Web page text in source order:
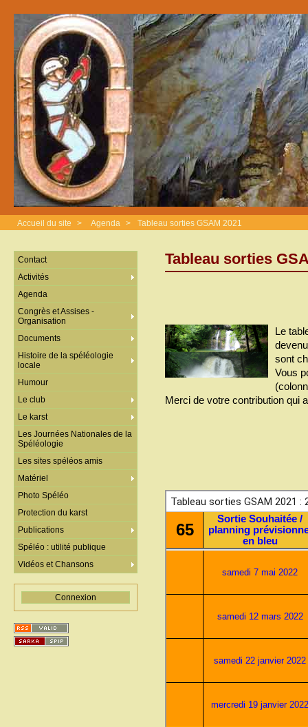
Accueil du site > Agenda > Tableau sorties GSAM 2021
Tableau sorties
Le
sont
Vous
Merci de votre contribution qui
Contact
Activités
Agenda
Congrès et Assises -
Organisation
Documents
Histoire de la spéléologie
locale
Humour
Le club
Le karst
Les Journées Nationales de la
Spéléologie
Les sites spéléos amis
Matériel
Photo Spéléo
Protection du karst
Publications
Spéléo : utilité publique
Vidéos et Chansons
Connexion